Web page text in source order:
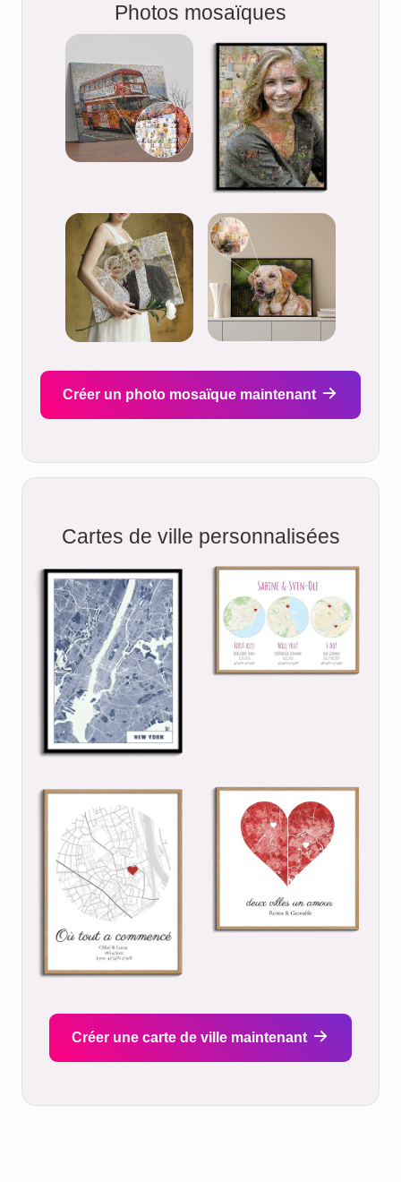
Photos mosaïques
Créer un photo mosaïque maintenant
Cartes de ville personnalisées
Créer une carte de ville maintenant